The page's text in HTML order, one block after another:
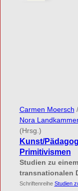
Carmen Moersch /
Nora
(Hrsg.)
Kunst/
Primitivismen
Studien zu einem
transnationalen
Schriftenreihe Studien